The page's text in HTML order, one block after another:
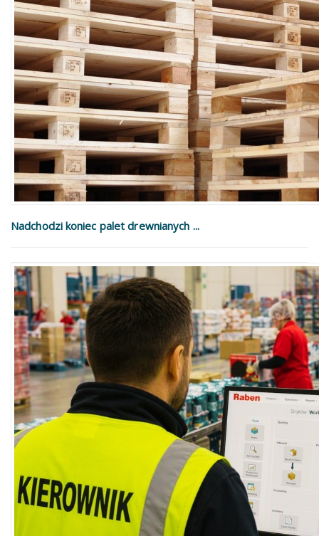
Nadchodzi koniec palet drewnianych ...